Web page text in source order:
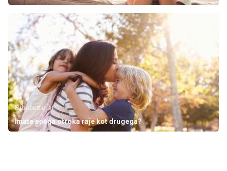
Bibaleze.si
Imate enega otroka raje kot drugega?